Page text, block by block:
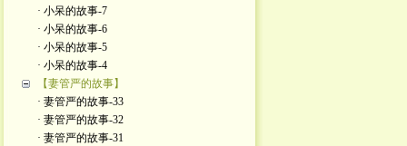
· 小呆的故事-7
· 小呆的故事-6
· 小呆的故事-5
· 小呆的故事-4
【妻管严的故事】
· 妻管严的故事-33
· 妻管严的故事-32
· 妻管严的故事-31